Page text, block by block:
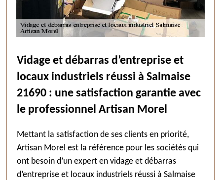
Vidage et débarras d’entreprise et
locaux industriels réussi à Salmaise
21690 : une satisfaction garantie avec
le professionnel Artisan Morel
Mettant la satisfaction de ses clients en priorité,
Artisan Morel est la référence pour les sociétés qui
ont besoin d’un expert en vidage et débarras
d’entreprise et locaux industriels réussi à Salmaise